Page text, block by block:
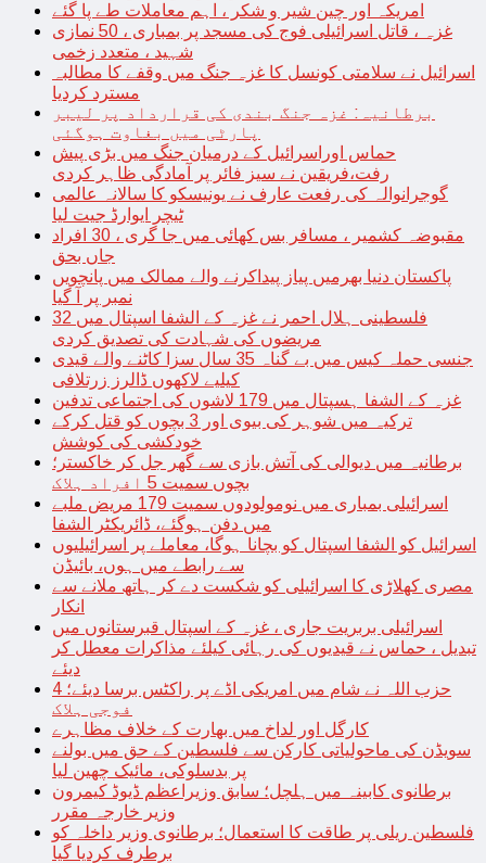
امریکہ اور چین شیر و شکر ، اہم معاملات طے پا گئے
غزہ ، قاتل اسرائیلی فوج کی مسجد پر بمباری ، 50 نمازی
شہید ، متعدد زخمی
اسرائیل نے سلامتی کونسل کا غزہ جنگ میں وقفے کا مطالبہ
مسترد کردیا
برطانیہ: غزہ جنگ بندی کی قرارداد پر لیبر
پارٹی میں بغاوت ہوگئی
حماس اوراسرائیل کے درمیان جنگ میں بڑی پیش
رفت،فریقین نے سیز فائر پر آمادگی ظاہر کردی
گوجرانوالہ کی رفعت عارف نے یونیسکو کا سالانہ عالمی
ٹیچر ایوارڈ جیت لیا
مقبوضہ کشمیر ، مسافر بس کھائی میں جا گری ، 30 افراد
جاں بحق
پاکستان دنیا بھرمیں پیاز پیداکرنے والے ممالک میں پانچویں
نمبر پر آ گیا
فلسطینی ہلال احمر نے غزہ کے الشفا اسپتال میں 32
مریضوں کی شہادت کی تصدیق کردی
جنسی حملہ کیس میں بے گناہ 35 سال سزا کاٹنے والے قیدی
کیلیے لاکھوں ڈالرز زرتلافی
غزہ کے الشفا ہسپتال میں 179 لاشوں کی اجتماعی تدفین
ترکیہ میں شوہر کی بیوی اور 3 بچوں کو قتل کرکے
خودکشی کی کوشش
برطانیہ میں دیوالی کی آتش بازی سے گھر جل کر خاکستر؛
بچوں سمیت 5 افراد ہلاک
اسرائیلی بمباری میں نومولودوں سمیت 179 مریض ملبے
میں دفن ہوگئے، ڈائریکٹر الشفا
اسرائیل کو الشفا اسپتال کو بچانا ہوگا، معاملے پر اسرائیلیوں
سے رابطے میں ہوں، بائیڈن
مصری کھلاڑی کا اسرائیلی کو شکست دے کر ہاتھ ملانے سے
انکار
اسرائیلی بربریت جاری ، غزہ کے اسپتال قبرستانوں میں
تبدیل ، حماس نے قیدیوں کی رہائی کیلئے مذاکرات معطل کر
دیئے
حزب اللہ نے شام میں امریکی اڈے پر راکٹس برسا دیئے؛ 4
فوجی ہلاک
کارگل اور لداخ میں بھارت کے خلاف مظاہرے
سویڈن کی ماحولیاتی کارکن سے فلسطین کے حق میں بولنے
پر بدسلوکی، مائیک چھین لیا
برطانوی کابینہ میں ہلچل؛ سابق وزیراعظم ڈیوڈ کیمرون
وزیر خارجہ مقرر
فلسطین ریلی پر طاقت کا استعمال؛ برطانوی وزیر داخلہ کو
برطرف کردیا گیا